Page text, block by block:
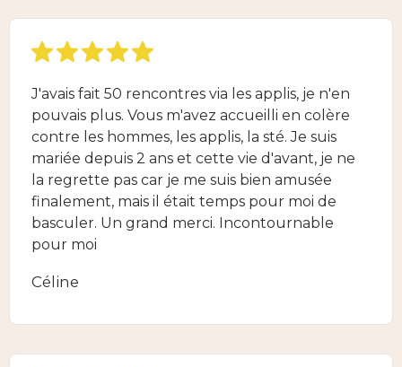
J'avais fait 50 rencontres via les applis, je n'en
pouvais plus. Vous m'avez accueilli en colère
contre les hommes, les applis, la sté. Je suis
mariée depuis 2 ans et cette vie d'avant, je ne
la regrette pas car je me suis bien amusée
finalement, mais il était temps pour moi de
basculer. Un grand merci. Incontournable
pour moi
Céline